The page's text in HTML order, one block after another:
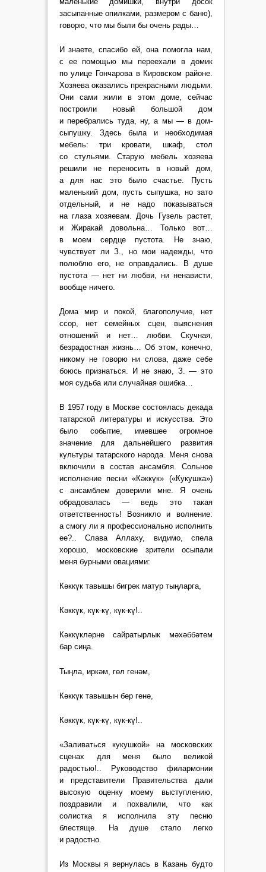
засыпанные опилками, размером с баню),
говорю, что мы были бы очень рады…
И знаете, спасибо ей, она помогла нам,
с ее помощью мы переехали в домик
по улице Гончарова в Кировском районе.
Хозяева оказались прекрасными людьми.
Они сами жили в этом доме, сейчас
построили новый большой дом
и перебрались туда, ну, а мы — в дом-
сыпушку. Здесь была и необходимая
мебель: три кровати, шкаф, стол
со стульями. Старую мебель хозяева
решили не переносить в новый дом,
а для нас это было счастье. Пусть
маленький дом, пусть сыпушка, но зато
отдельный, и не надо показываться
на глаза хозяевам. Дочь Гузель растет,
и Жиракай довольна… Только вот…
в моем сердце пустота. Не знаю,
чувствует ли З., но мои надежды, что
полюблю его, не оправдались. В душе
пустота — нет ни любви, ни ненависти,
вообще ничего.
Дома мир и покой, благополучие, нет
ссор, нет семейных сцен, выяснения
отношений и нет… любви. Скучная,
безрадостная жизнь… Об этом, конечно,
никому не говорю ни слова, даже себе
боюсь признаться. И не знаю, З. — это
моя судьба или случайная ошибка…
В 1957 году в Москве состоялась декада
татарской литературы и искусства. Это
было событие, имевшее огромное
значение для дальнейшего развития
культуры татарского народа. Меня снова
включили в состав ансамбля. Сольное
исполнение песни «Кəккүк» («Кукушка»)
с ансамблем доверили мне. Я очень
обрадовалась — ведь это такая
ответственность! Возникло и волнение:
а смогу ли я профессионально исполнить
ее?.. Слава Аллаху, видимо, спела
хорошо, московские зрители осыпали
меня бурными овациями:
Кəккүк тавышы бигрəк матур тыңларга,
Кəккүк, күк-кү, күк-кү!..
Кəккүклəрне сайратырлык мəхəббəтем
бар сиңа.
Тыңла, иркəм, гөл генəм,
Кəккүк тавышын бер генə,
Кəккүк, күк-кү, күк-кү!..
«Заливаться кукушкой» на московских
сценах для меня было великой
радостью!.. Руководство филармонии
и представители Правительства дали
высокую оценку моему выступлению,
поздравили и похвалили, что как
солистка я исполнила эту песню
блестяще. На душе стало легко
и радостно.
Из Москвы я вернулась в Казань будто